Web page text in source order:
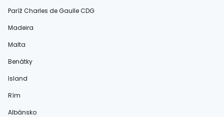
Paríž Charles de Gaulle CDG
Madeira
Malta
Benátky
Island
Rím
Albánsko